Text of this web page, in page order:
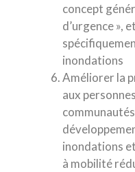
concept
d’urgence »,
inondations
Améliorer la
aux
inondations
à mobilité